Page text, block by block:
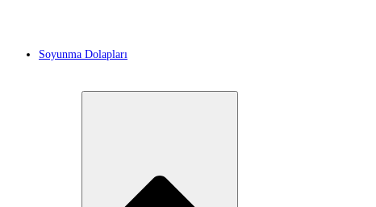
Soyunma Dolapları